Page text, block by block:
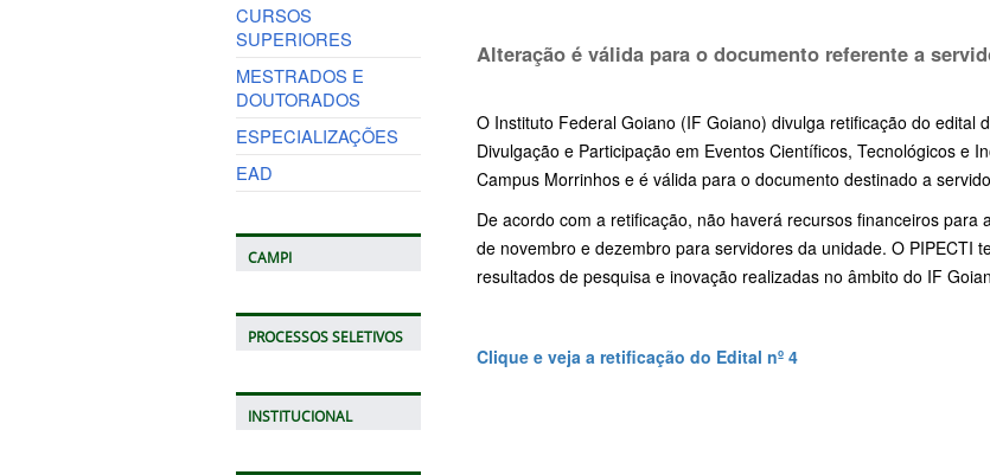
CURSOS
SUPERIORES
MESTRADOS E
DOUTORADOS
ESPECIALIZAÇÕES
EAD
CAMPI
PROCESSOS SELETIVOS
INSTITUCIONAL
Alteração é válida para o documento referente a
O Instituto Federal Goiano (IF Goiano) divulga retificação do edital
Divulgação e Participação em Eventos Científicos, Tecnológicos e
Campus Morrinhos e é válida para o documento destinado a
De acordo com a retificação, não haverá recursos financeiros
de novembro e dezembro para servidores da unidade. O PIPECTI
resultados de pesquisa e inovação realizadas no âmbito do IF
Clique e veja a retificação do Edital nº 4